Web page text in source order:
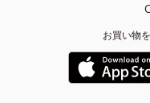
お買い物